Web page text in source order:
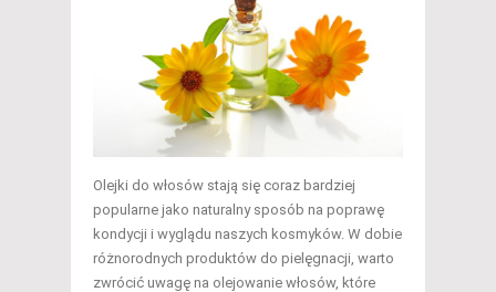
Olejki do włosów stają się coraz bardziej
popularne jako naturalny sposób na poprawę
kondycji i wyglądu naszych kosmyków. W dobie
różnorodnych produktów do pielęgnacji, warto
zwrócić uwagę na olejowanie włosów, które